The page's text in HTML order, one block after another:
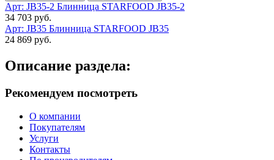
Арт: JB35-2 Блинница STARFOOD JB35-2
34 703 руб.
Арт: JB35 Блинница STARFOOD JB35
24 869 руб.
Описание раздела:
Рекомендуем посмотреть
О компании
Покупателям
Услуги
Контакты